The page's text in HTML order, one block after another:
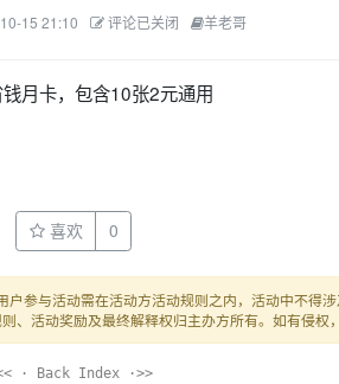
15 21:10 评论已关闭 羊老哥
月卡，包含10张2元通用
喜欢 0
参与活动需在活动方活动规则之内，活动中不得涉
、活动奖励及最终解释权归主办方所有。如有侵权
· Back Index ·>>